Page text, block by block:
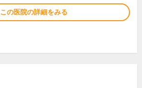
この医院の詳細をみる